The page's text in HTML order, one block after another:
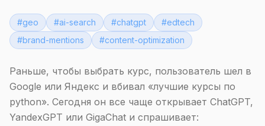
#geo #ai-search #chatgpt #edtech
#brand-mentions #content-optimization
Раньше, чтобы выбрать курс, пользователь шел в
Google или Яндекс и вбивал «лучшие курсы по
python». Сегодня он все чаще открывает ChatGPT,
YandexGPT или GigaChat и спрашивает: